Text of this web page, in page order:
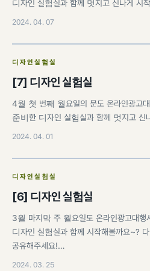
디자인 실험실과 함께 멋지고 신나게 시
2024. 04. 07
디자인실험실
[7] 디자인 실험실
4월 첫 번째 월요일의 문도 온라인광고
준비한 디자인 실험실과 함께 멋지고 신
2024. 04. 01
디자인실험실
[6] 디자인 실험실
3월 마지막 주 월요일도 온라인광고대
디자인 실험실과 함께 시작해볼까요~?
공유해주세요!…
2024. 03. 25